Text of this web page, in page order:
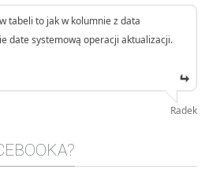
tabeli to jak w kolumnie z data
date systemową operacji aktualizacji.
Radek